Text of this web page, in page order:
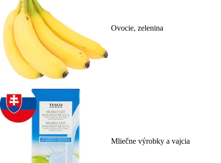
Ovocie, zelenina
Mliečne výrobky a vajcia